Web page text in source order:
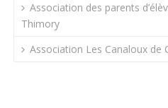
Association des parents
Thimory
Association Les Canaloux de